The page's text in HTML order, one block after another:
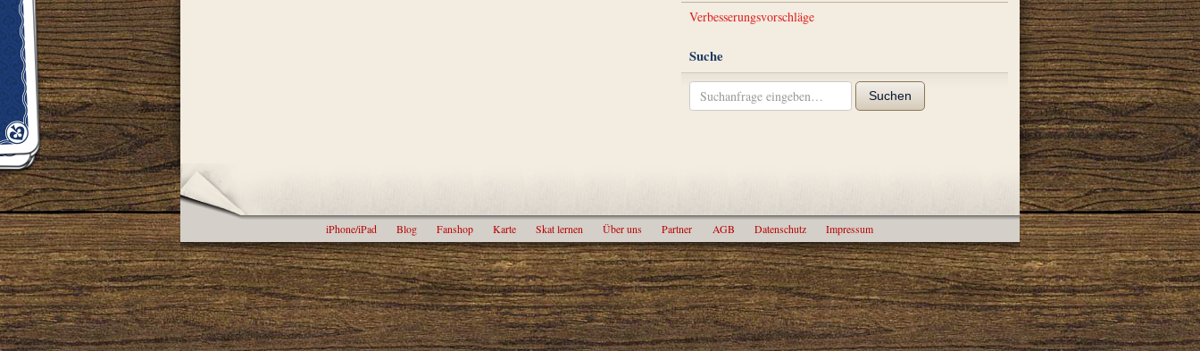
Verbesserungsvorschläge
Suche
Suchen
iPhone/iPad Blog Fanshop Karte Skat lernen Über uns Partner AGB Datenschutz Impressum